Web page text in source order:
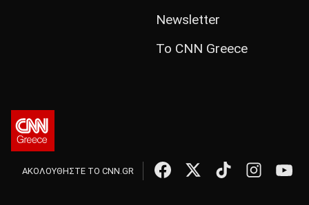
Newsletter
Το CNN Greece
ΑΚΟΛΟΥΘΗΣΤΕ ΤΟ CNN.GR